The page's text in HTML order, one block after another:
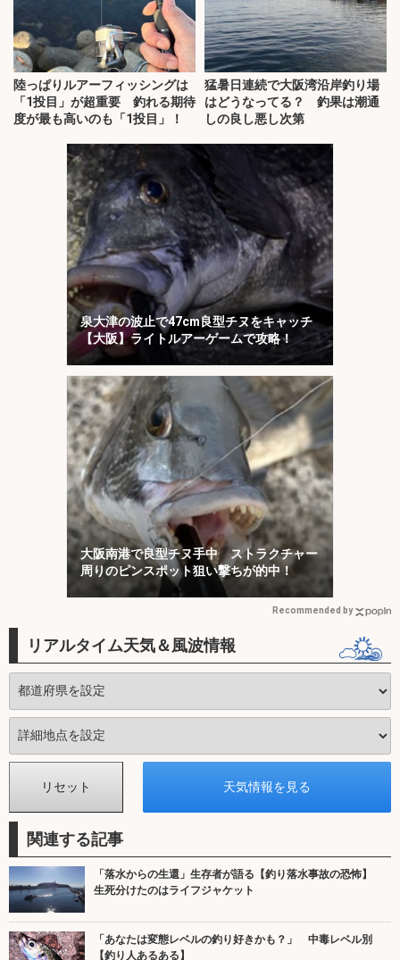
陸っぱりルアーフィッシングは
「1投目」が超重要 釣れる期待
度が最も高いのも「1投目」！
猛暑日連続で大阪湾沿岸釣り場
はどうなってる？ 釣果は潮通
しの良し悪し次第
泉大津の波止で47cm良型チヌをキャッチ
【大阪】ライトルアーゲームで攻略！
大阪南港で良型チヌ手中 ストラクチャー
周りのピンスポット狙い撃ちが的中！
Recommended by
リアルタイム天気＆風波情報
関連する記事
「落水からの生還」生存者が語る【釣り落水事故の恐怖】
生死分けたのはライフジャケット
「あなたは変態レベルの釣り好きかも？」 中毒レベル別
【釣り人あるある】